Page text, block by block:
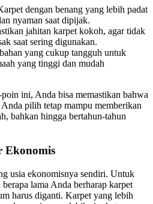
dengan benang yang lebih padat
nyaman saat dipijak.
jahitan karpet kokoh, agar tidak
saat sering digunakan.
yang cukup tangguh untuk
yang tinggi dan mudah
ini, Anda bisa memastikan bahwa
pilih tetap mampu memberikan
bahkan hingga bertahun-tahun
Ekonomis
usia ekonomisnya sendiri. Untuk
lama Anda berharap karpet
harus diganti. Karpet yang lebih